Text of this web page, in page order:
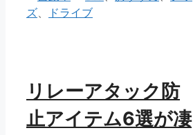
テ
グ
ズ
ドライブ
リレーアタック防
止アイテム6選が凄